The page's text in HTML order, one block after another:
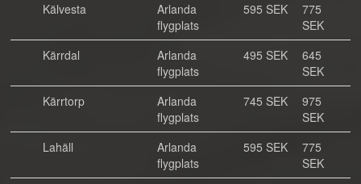
Kälvesta
Arlanda
flygplats
595 SEK
775
SEK
Kärrdal
Arlanda
flygplats
495 SEK
645
SEK
Kärrtorp
Arlanda
flygplats
745 SEK
975
SEK
Lahäll
Arlanda
flygplats
595 SEK
775
SEK